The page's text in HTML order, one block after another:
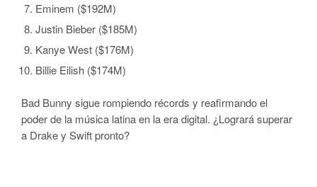
Eminem ($192M)
Justin Bieber ($185M)
Kanye West ($176M)
Billie Eilish ($174M)
Bad Bunny sigue rompiendo récords y reafirmando el
poder de la música latina en la era digital. ¿Logrará superar
a Drake y Swift pronto?